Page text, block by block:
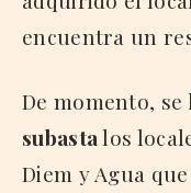
encuentra un
De momento, se
subastalos
Diem y Agua